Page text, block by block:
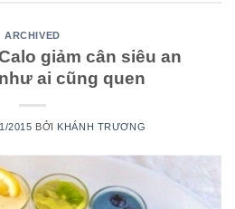
ARCHIVED
giảm cân siêu an
ai cũng quen
2015 BỞI KHÁNH TRƯƠNG